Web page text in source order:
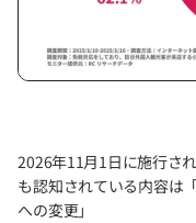
2026年11月1日に施行さ
も認知されている内容は
への変更」